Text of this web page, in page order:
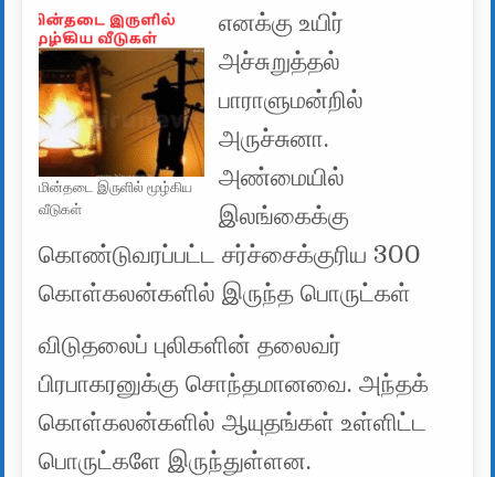
மின்தடை இருளில் மூழ்கிய
வீடுகள்
எனக்கு உயிர்
அச்சுறுத்தல்
பாராளுமன்றில்
அருச்சுனா.
அண்மையில்
இலங்கைக்கு
கொண்டுவரப்பட்ட சர்ச்சைக்குரிய 300
கொள்கலன்களில் இருந்த பொருட்கள்
விடுதலைப் புலிகளின் தலைவர்
பிரபாகரனுக்கு சொந்தமானவை. அந்தக்
கொள்கலன்களில் ஆயுதங்கள் உள்ளிட்ட
பொருட்களே இருந்துள்ளன.